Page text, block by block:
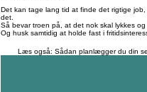
Det kan tage lang tid at finde det rigtige
det.
Så bevar troen på, at det nok skal lykkes
Og husk samtidig at holde fast i
Læs også: Sådan planlægger du din